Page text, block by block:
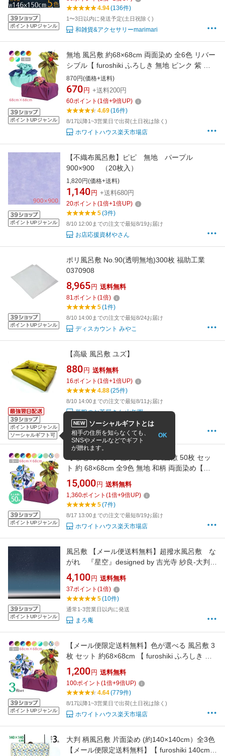
ポイントUPジャンル
4.94(136件)
1〜3日以内に発送予定(土日祝除く)
和雑貨&アクセサリーmarimari
ポイントUPジャンル
無地 風呂敷 約68×68cm 両面染め 全6色 リバー
シブル【 furoshiki ふろしき 無地 ピンク 紫 紺
緑 黄 緑 水色 青緑 オレンジ 青 みどり 両面 旅
行 パッキング 推し活 ポリエステル 菓子折り リ
バーシブル エコバッグ レジ袋 】
870円(価格+送料)
670 円 +送料200円
60ポイント (1倍+9倍UP)
4.69(16件)
8/17以降1~3営業日で出荷(土日祝は除く)
ホワイトハウス楽天市場店
ポイントUPジャンル
【不織布風呂敷】ピピ 無地 パープル
900×900 （20枚入）
1,820円(価格+送料)
1,140 円 +送料680円
20ポイント (1倍+1倍UP)
5(3件)
8/10 12:00までの注文で最短8/19お届け
お店応援資材やさん
ポイントUPジャンル
ポリ風呂敷 No.90(透明無地)300枚 福助工業
0370908
8,965 円 送料無料
81ポイント (1倍)
5(1件)
8/10 14:00までの注文で最短8/24お届け
ディスカウント みやこ
ポイントUPジャンル
ソーシャルギフト可
【高級 風呂敷 ユズ】
880 円 送料無料
16ポイント (1倍+1倍UP)
4.88(25件)
8/10 14:00までの注文で最短8/11お届け
巣鴨のお茶屋さん 山年園
ポイントUPジャンル
【 まとめ買い 】色が選べる 風呂敷 50枚 セッ
ト 約 68×68cm 全9色 無地 和柄 両面染め【
furoshiki ふろしき 猫 ネコ ねこ ピンク 紫 紺 緑
紺 水色 青緑 オレンジ 唐草 旅行 パッキング 推
し活 ポリエステル 菓子折り 冠婚葬祭 リバーシ
ブル エコバッグ レジ袋 包み 柄 】
15,000 円 送料無料
1,360ポイント (1倍+9倍UP)
5(7件)
8/17 13:00までの注文で最短8/19お届け
ホワイトハウス楽天市場店
ポイントUPジャンル
風呂敷 【メール便送料無料】超撥水風呂敷 な
がれ 『星空』designed by 吉光寺 紗良-大判
（96×96cm乱）【日本製 御祝 内祝 ギフト 贈り
物 アウトドア 防災】
4,100 円 送料無料
37ポイント (1倍)
5(10件)
通常1-3営業日以内に発送
まろ庵
ポイントUPジャンル
【メール便限定送料無料】色が選べる 風呂敷 3
枚 セット 約68×68cm 【 furoshiki ふろしき 無
地 和柄 猫 ピンク 紫 紺 緑 両面 ポリエステル
菓子折り 旅行 パッキング 推し活 冠婚葬祭 リバ
ーシブル エコバッグ レジ袋 包み 柄 】
1,200 円 送料無料
100ポイント (1倍+9倍UP)
4.64(779件)
8/17以降1~3営業日で出荷(土日祝は除く)
ホワイトハウス楽天市場店
大判 柄風呂敷 片面染め (約140×140cm）全3色
【メール便限定送料無料】【 furoshiki 140cm
NEW ソーシャルギフトとは
相手の住所を知らなくても、
SNSやメールなどでギフト
が贈れます。
OK